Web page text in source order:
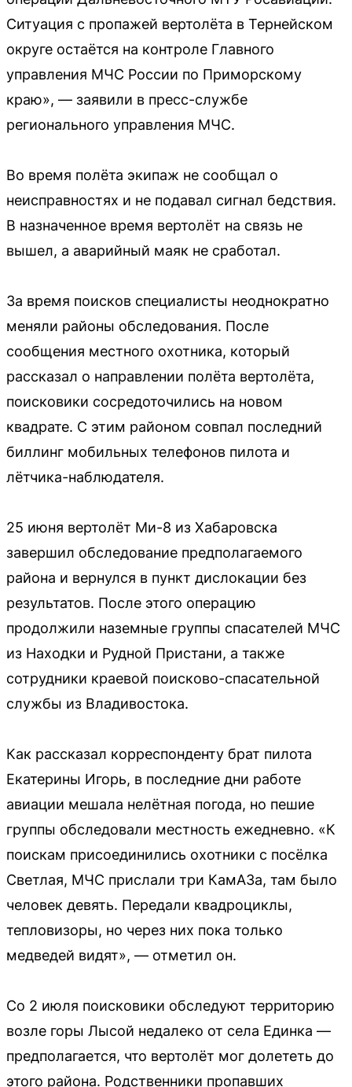
Ситуация с пропажей вертолёта в Тернейском
округе остаётся на контроле Главного
управления МЧС России по Приморскому
краю», — заявили в пресс-службе
регионального управления МЧС.
Во время полёта экипаж не сообщал о
неисправностях и не подавал сигнал бедствия.
В назначенное время вертолёт на связь не
вышел, а аварийный маяк не сработал.
За время поисков специалисты неоднократно
меняли районы обследования. После
сообщения местного охотника, который
рассказал о направлении полёта вертолёта,
поисковики сосредоточились на новом
квадрате. С этим районом совпал последний
биллинг мобильных телефонов пилота и
лётчика-наблюдателя.
25 июня вертолёт Ми-8 из Хабаровска
завершил обследование предполагаемого
района и вернулся в пункт дислокации без
результатов. После этого операцию
продолжили наземные группы спасателей МЧС
из Находки и Рудной Пристани, а также
сотрудники краевой поисково-спасательной
службы из Владивостока.
Как рассказал корреспонденту брат пилота
Екатерины Игорь, в последние дни работе
авиации мешала нелётная погода, но пешие
группы обследовали местность ежедневно. «К
поискам присоединились охотники с посёлка
Светлая, МЧС прислали три КамАЗа, там было
человек девять. Передали квадроциклы,
тепловизоры, но через них пока только
медведей видят», — отметил он.
Со 2 июля поисковики обследуют территорию
возле горы Лысой недалеко от села Единка —
предполагается, что вертолёт мог долететь до
этого района. Родственники пропавших